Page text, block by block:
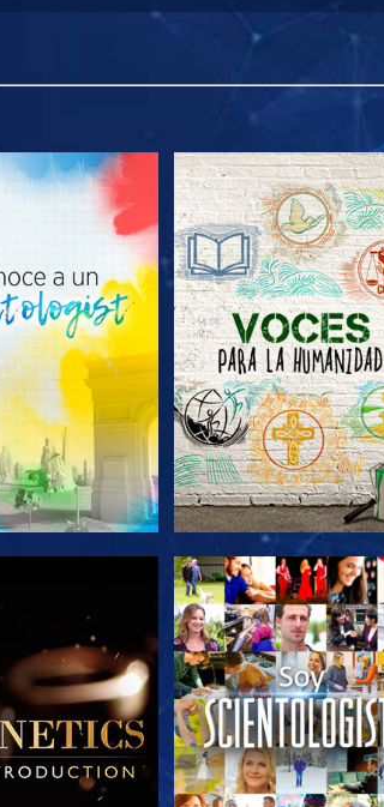
LAS SERIES EXPLORA LAS SERIES